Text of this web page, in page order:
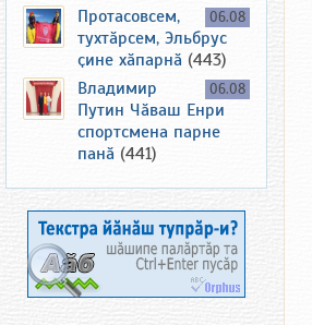
06.08
Протасовсем,
тухтӑрсем, Эльбрус
ҫине хӑпарнӑ (443)
06.08
Владимир
Путин Чӑваш Енри
спортсмена парне
панӑ (441)